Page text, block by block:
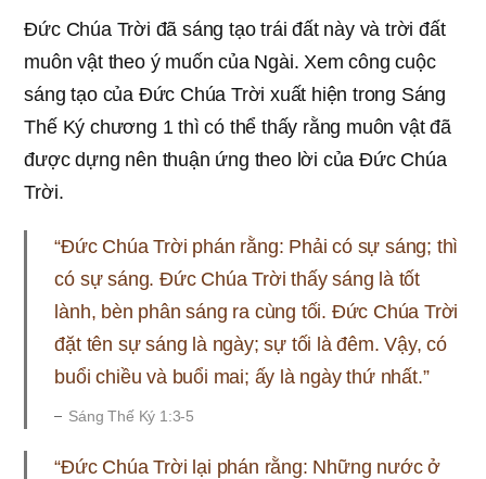
Đức Chúa Trời đã sáng tạo trái đất này và trời đất
muôn vật theo ý muốn của Ngài. Xem công cuộc
sáng tạo của Đức Chúa Trời xuất hiện trong Sáng
Thế Ký chương 1 thì có thể thấy rằng muôn vật đã
được dựng nên thuận ứng theo lời của Đức Chúa
Trời.
“Đức Chúa Trời phán rằng: Phải có sự sáng; thì
có sự sáng. Đức Chúa Trời thấy sáng là tốt
lành, bèn phân sáng ra cùng tối. Đức Chúa Trời
đặt tên sự sáng là ngày; sự tối là đêm. Vậy, có
buổi chiều và buổi mai; ấy là ngày thứ nhất.”
Sáng Thế Ký 1:3-5
“Đức Chúa Trời lại phán rằng: Những nước ở